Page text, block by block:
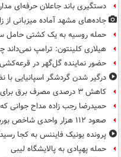
دستگیری باند جاعلان حرفه‌ای
جاده‌های مشهد آماده میزبانی از
حمله روسیه به یک کشتی حامل
هیلاری کلینتون: ترامپ نمی‌داند
حضور نماینده گل‌گهر در
درگیر شدن گردشگر اسپانیایی
کاهش ۳ درصدی مصرف برق برای دومین سال متوالی
حمیدرضا رجب زاده مداح جوانی
صعود ۱۱۲ هزار واحدی شاخص بورس در معاملات امروز
پرونده یونیک فایننس به کجا
حمله پهپادی به پالایشگاه لیبی